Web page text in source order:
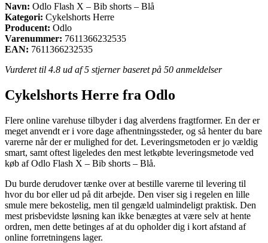
Navn: Odlo Flash X – Bib shorts – Blå
Kategori: Cykelshorts Herre
Producent: Odlo
Varenummer: 7611366232535
EAN: 7611366232535
Vurderet til 4.8 ud af 5 stjerner baseret på 50 anmeldelser
Cykelshorts Herre fra Odlo
Flere online varehuse tilbyder i dag alverdens fragtformer. En der er
meget anvendt er i vore dage afhentningssteder, og så henter du bare
varerne når der er mulighed for det. Leveringsmetoden er jo vældig
smart, samt oftest ligeledes den mest letkøbte leveringsmetode ved
køb af Odlo Flash X – Bib shorts – Blå.
Du burde derudover tænke over at bestille varerne til levering til
hvor du bor eller ud på dit arbejde. Den viser sig i regelen en lille
smule mere bekostelig, men til gengæld ualmindeligt praktisk. Den
mest prisbevidste løsning kan ikke benægtes at være selv at hente
ordren, men dette betinges af at du opholder dig i kort afstand af
online forretningens lager.